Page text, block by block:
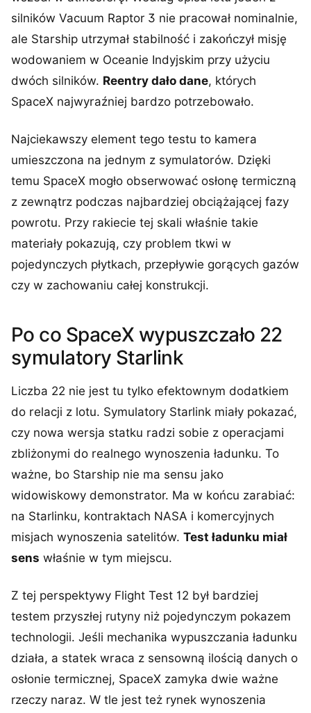
silników Vacuum Raptor 3 nie pracował nominalnie,
ale Starship utrzymał stabilność i zakończył misję
wodowaniem w Oceanie Indyjskim przy użyciu
dwóch silników. Reentry dało dane, których
SpaceX najwyraźniej bardzo potrzebowało.
Najciekawszy element tego testu to kamera
umieszczona na jednym z symulatorów. Dzięki
temu SpaceX mogło obserwować osłonę termiczną
z zewnątrz podczas najbardziej obciążającej fazy
powrotu. Przy rakiecie tej skali właśnie takie
materiały pokazują, czy problem tkwi w
pojedynczych płytkach, przepływie gorących gazów
czy w zachowaniu całej konstrukcji.
Po co SpaceX wypuszczało 22
symulatory Starlink
Liczba 22 nie jest tu tylko efektownym dodatkiem
do relacji z lotu. Symulatory Starlink miały pokazać,
czy nowa wersja statku radzi sobie z operacjami
zbliżonymi do realnego wynoszenia ładunku. To
ważne, bo Starship nie ma sensu jako
widowiskowy demonstrator. Ma w końcu zarabiać:
na Starlinku, kontraktach NASA i komercyjnych
misjach wynoszenia satelitów. Test ładunku miał
sens właśnie w tym miejscu.
Z tej perspektywy Flight Test 12 był bardziej
testem przyszłej rutyny niż pojedynczym pokazem
technologii. Jeśli mechanika wypuszczania ładunku
działa, a statek wraca z sensowną ilością danych o
osłonie termicznej, SpaceX zamyka dwie ważne
rzeczy naraz. W tle jest też rynek wynoszenia